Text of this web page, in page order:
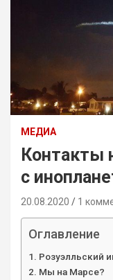
МЕДИА
Контакты
с
20.08.2020 1
Оглавление
Розуэлльский
Мы на Марсе?